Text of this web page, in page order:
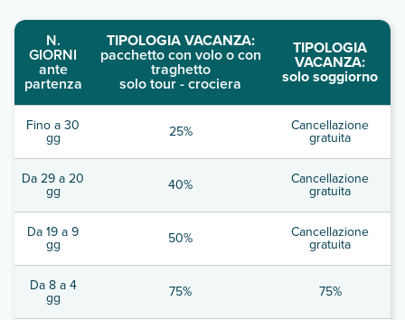
N.
GIORNI
ante
partenza
TIPOLOGIA VACANZA:
pacchetto con volo o con
traghetto
solo tour - crociera
TIPOLOGIA
VACANZA:
solo soggiorno
Fino a 30
gg 25% Cancellazione
gratuita
Da 29 a 20
gg 40% Cancellazione
gratuita
Da 19 a 9
gg 50% Cancellazione
gratuita
Da 8 a 4
gg 75% 75%